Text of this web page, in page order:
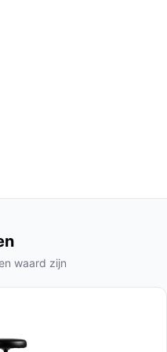
mensentaal
wat zorgt voor een
lange uren achter de
waard zijn